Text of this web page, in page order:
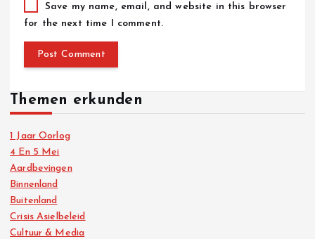
Save my name, email, and website in this browser
for the next time I comment.
Themen erkunden
1 Jaar Oorlog
4 En 5 Mei
Aardbevingen
Binnenland
Buitenland
Crisis Asielbeleid
Cultuur & Media